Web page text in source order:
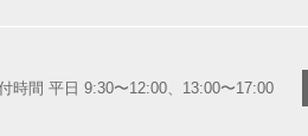
時間 平日 9:30〜12:00、13:00〜17:00